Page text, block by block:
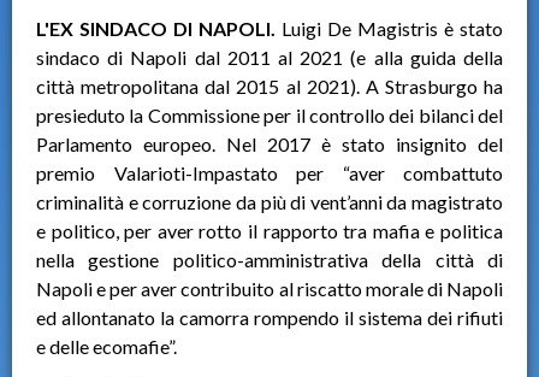
L'EX SINDACO DI NAPOLI. Luigi De Magistris è stato
sindaco di Napoli dal 2011 al 2021 (e alla guida della
città metropolitana dal 2015 al 2021). A Strasburgo ha
presieduto la Commissione per il controllo dei bilanci del
Parlamento europeo. Nel 2017 è stato insignito del
premio Valarioti-Impastato per “aver combattuto
criminalità e corruzione da più di vent’anni da magistrato
e politico, per aver rotto il rapporto tra mafia e politica
nella gestione politico-amministrativa della città di
Napoli e per aver contribuito al riscatto morale di Napoli
ed allontanato la camorra rompendo il sistema dei rifiuti
e delle ecomafie”.